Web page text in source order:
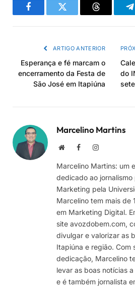
FacebookTwitter Threads
ARTIGO ANTERIOR
Esperança e fé marcam o
encerramento da Festa de
São José em Itapiúna
do
Marcelino Martins
Site FacebookInstagram
Marcelino Martins: um
dedicado ao
Marketing pela
Marcelino tem mais de
em Marketing Digital.
site avozdobem.com,
divulgar e valorizar as
Itapiúna e região. Com
dedicação, Marcelino
levar as boas notícias
e é também jornalista